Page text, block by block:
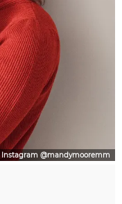
Instagram @mandymooremm